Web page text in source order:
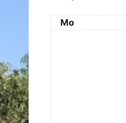
Montag
Mo